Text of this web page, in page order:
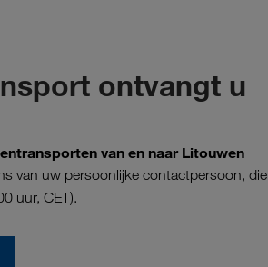
ontvangt u
van en naar Litouwen
van uw persoonlijke contactpersoon, die
uur, CET).